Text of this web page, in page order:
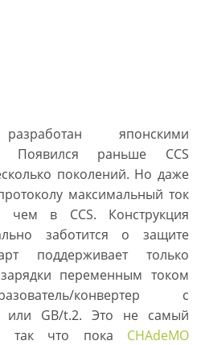
японскими
Появился раньше CCS
поколений. Но даже
максимальный ток
в CCS. Конструкция
заботится о защите
поддерживает только
переменным током
конвертер с
или GB/t.2. Это не самый
так что пока CHAdeMO